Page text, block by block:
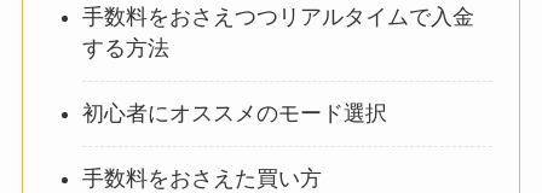
手数料をおさえつつリアルタイムで入金
する方法
初心者にオススメのモード選択
手数料をおさえた買い方